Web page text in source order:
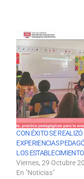
CON ÉXITO SE
EXPERIENCIAS
LOS
Viernes, 29 Octubre
En "Noticias"